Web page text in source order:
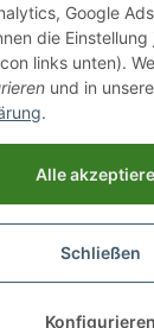
29
8:00 bis 16:30
Uhr
USt., zzgl.Versand,
Google
die
links unten).
und in
.
Alle
Schließen
Konfigurieren